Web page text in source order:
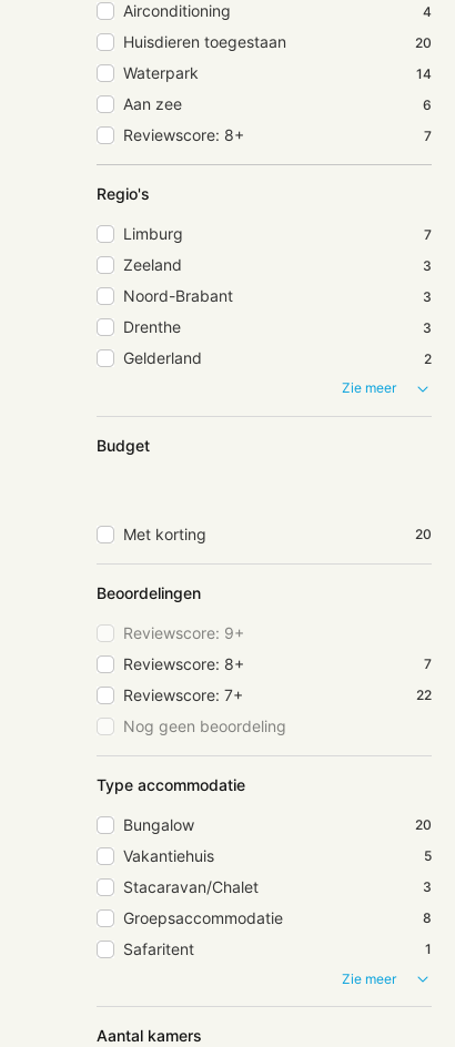
Airconditioning
4
Huisdieren toegestaan 20
Waterpark 14
Aan zee 6
Reviewscore: 8+ 7
Regio's
Limburg 7
Zeeland 3
Noord-Brabant 3
Drenthe 3
Gelderland
2
Zie meer
Budget
Met korting 20
Beoordelingen
Reviewscore: 9+
Reviewscore: 8+
7
Reviewscore: 7+ 22
Nog geen beoordeling
Type accommodatie
Bungalow 20
Vakantiehuis 5
Stacaravan/Chalet 3
Groepsaccommodatie 8
Safaritent
1
Zie meer
Aantal kamers